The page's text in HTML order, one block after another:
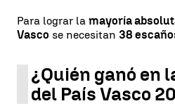
Para lograr la mayoría
Vasco se necesitan 38
¿Quién ganó en
del País Vasco